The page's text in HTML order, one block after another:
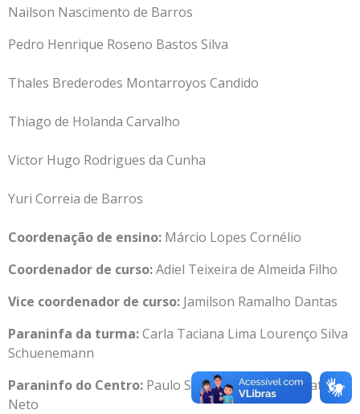
Nailson Nascimento de Barros
Pedro Henrique Roseno Bastos Silva
Thales Brederodes Montarroyos Candido
Thiago de Holanda Carvalho
Victor Hugo Rodrigues da Cunha
Yuri Correia de Barros
Coordenação de ensino: Márcio Lopes Cornélio
Coordenador de curso:Adiel Teixeira de Almeida Filho
Vice coordenador de curso: Jamilson Ramalho Dantas
Paraninfa da turma:Carla Taciana Lima Lourenço Silva
Schuenemann
Paraninfo do Centro: Paulo Salgado Gomes de Mattos
Neto